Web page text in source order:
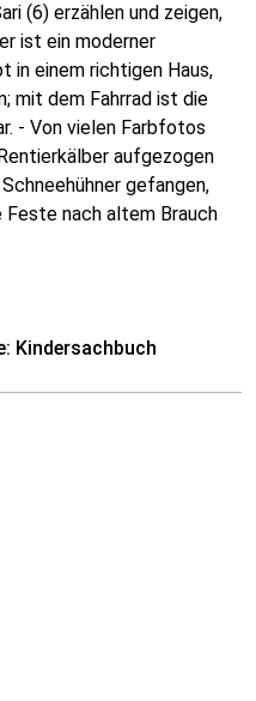
(6) erzählen und zeigen,
ist ein moderner
in einem richtigen Haus,
mit dem Fahrrad ist die
- Von vielen Farbfotos
aufgezogen
gefangen,
nach altem Brauch
Kindersachbuch